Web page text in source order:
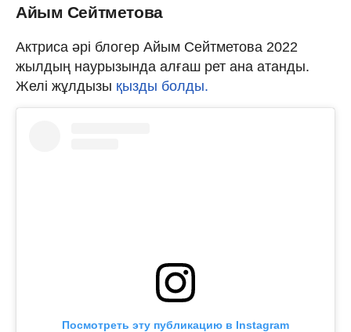
Айым Сейтметова
Актриса әрі блогер Айым Сейтметова 2022
жылдың наурызында алғаш рет ана атанды.
Желі жұлдызы қызды болды.
Посмотреть эту публикацию в Instagram